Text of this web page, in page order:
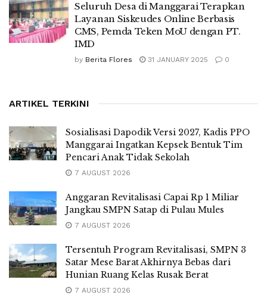
Seluruh Desa di Manggarai Terapkan
Layanan Siskeudes Online Berbasis
CMS, Pemda Teken MoU dengan PT.
IMD
by Berita Flores 31 JANUARY 2025 0
ARTIKEL TERKINI
Sosialisasi Dapodik Versi 2027, Kadis PPO
Manggarai Ingatkan Kepsek Bentuk Tim
Pencari Anak Tidak Sekolah
7 AUGUST 2026
Anggaran Revitalisasi Capai Rp 1 Miliar
Jangkau SMPN Satap di Pulau Mules
7 AUGUST 2026
Tersentuh Program Revitalisasi, SMPN 3
Satar Mese Barat Akhirnya Bebas dari
Hunian Ruang Kelas Rusak Berat
7 AUGUST 2026